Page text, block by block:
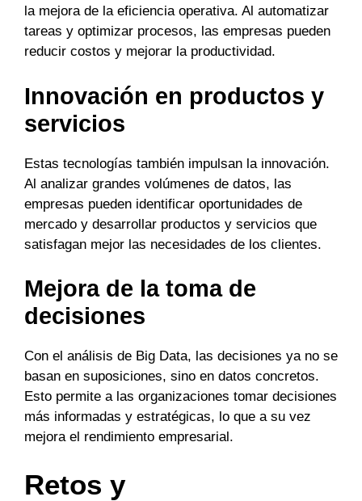
la mejora de la eficiencia operativa. Al automatizar
tareas y optimizar procesos, las empresas pueden
reducir costos y mejorar la productividad.
Innovación en productos y
servicios
Estas tecnologías también impulsan la innovación.
Al analizar grandes volúmenes de datos, las
empresas pueden identificar oportunidades de
mercado y desarrollar productos y servicios que
satisfagan mejor las necesidades de los clientes.
Mejora de la toma de
decisiones
Con el análisis de Big Data, las decisiones ya no se
basan en suposiciones, sino en datos concretos.
Esto permite a las organizaciones tomar decisiones
más informadas y estratégicas, lo que a su vez
mejora el rendimiento empresarial.
Retos y